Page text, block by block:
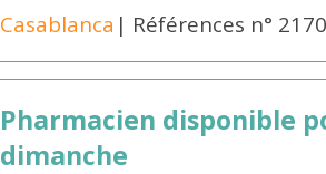
Casablanca | Références n°
Pharmacien disponible
dimanche